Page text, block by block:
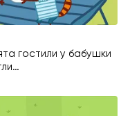
гостили у бабушки